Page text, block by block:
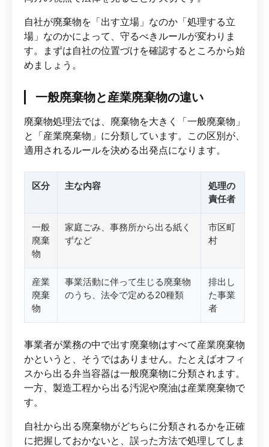
自社が廃棄物を「出す立場」なのか「処理する立
場」なのかによって、守るべきルールが変わりま
す。まずは自社の位置づけを確認するところから始
めましょう。
一般廃棄物と産業廃棄物の違い
廃棄物処理法では、廃棄物を大きく「一般廃棄物」
と「産業廃棄物」に分類しています。この区別が、
適用されるルールを決める出発点になります。
区分 主な内容
処理の
責任者
一般
廃棄
物
家庭ごみ、事務所から出る紙く
ずなど
市区町
村
産業
廃棄
物
事業活動に伴って生じる廃棄物
のうち、法令で定める20種類
排出し
た事業
者
事業者が業務の中で出す廃棄物はすべて産業廃棄物
かというと、そうではありません。たとえばオフィ
スから出る弁当容器は一般廃棄物に分類されます。
一方、製造工程から出る汚泥や廃油は産業廃棄物で
す。
自社から出る廃棄物がどちらに分類されるかを正確
に把握しておかないと、誤った方法で処理してしま